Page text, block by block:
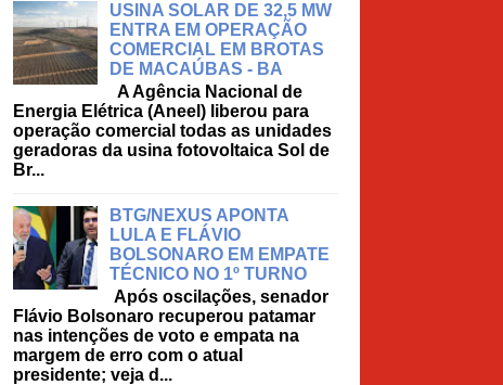
USINA SOLAR DE 32,5 MW
ENTRA EM OPERAÇÃO
COMERCIAL EM BROTAS
DE MACAÚBAS - BA
A Agência Nacional de
Energia Elétrica (Aneel) liberou para
operação comercial todas as unidades
geradoras da usina fotovoltaica Sol de
Br...
BTG/NEXUS APONTA
LULA E FLÁVIO
BOLSONARO EM EMPATE
TÉCNICO NO 1º TURNO
Após oscilações, senador
Flávio Bolsonaro recuperou patamar
nas intenções de voto e empata na
margem de erro com o atual
presidente; veja d...